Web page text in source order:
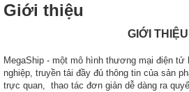
Giới thiệu
GIỚI THIỆU
MegaShip - một mô hình thương mại điện tử
nghiệp, truyền tải đầy đủ thông tin của sản
trực quan, thao tác đơn giản dễ dàng ra